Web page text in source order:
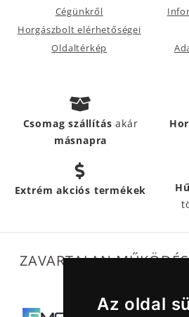
Az oldal
Cégünkről
Horgászbolt elérhetőségei
Oldaltérkép
Csomag szállításakár
másnapra
Extrém akciós termékek
ZAVARTALAN